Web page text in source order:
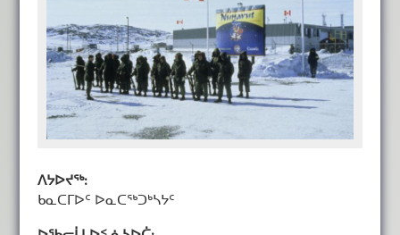
ᐱᔭᐅᔪᖅ:
ᑲᓇᑕᒥᐅᑦ ᐅᓇᑕᖅᑐᒃᓴᔭᑦ